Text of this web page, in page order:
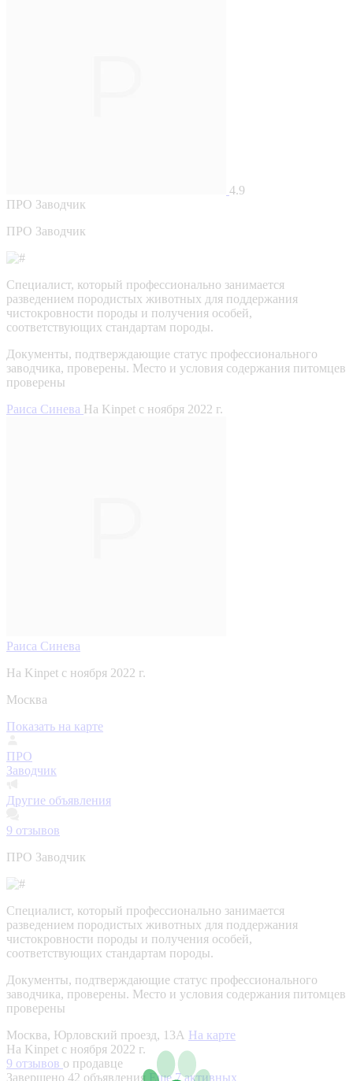
4.9
ПРО Заводчик
ПРО Заводчик
Специалист, который профессионально занимается
разведением породистых животных для поддержания
чистокровности породы и получения особей,
соответствующих стандартам породы.
Документы, подтверждающие статус профессионального
заводчика, проверены. Место и условия содержания питомцев
проверены
Раиса Синева На Kinpet c ноября 2022 г.
Раиса Синева
На Kinpet c ноября 2022 г.
Москва
Показать на карте
ПРО
Заводчик
Другие объявления
9 отзывов
ПРО Заводчик
Специалист, который профессионально занимается
разведением породистых животных для поддержания
чистокровности породы и получения особей,
соответствующих стандартам породы.
Документы, подтверждающие статус профессионального
заводчика, проверены. Место и условия содержания питомцев
проверены
Москва, Юрловский проезд, 13А На карте
На Kinpet c ноября 2022 г.
9 отзывов о продавце
Завершено 42 объявления
Еще 7 активных